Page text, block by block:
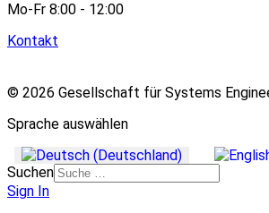
Mo-Fr 8:00 - 12:00
Kontakt
© 2026 Gesellschaft für Systems
Sprache auswählen
Suchen
Sign In